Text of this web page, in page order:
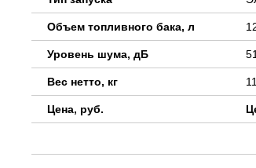
Объем топливного бака, л
Уровень шума, дБ
Вес нетто, кг
Цена, руб.